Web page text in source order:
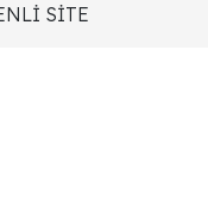
SİTE